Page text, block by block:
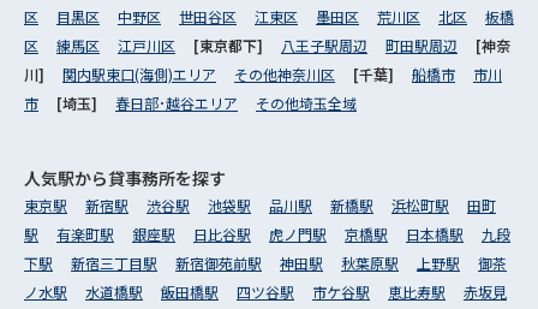
区
目黒区 中野区 世田谷区 江東区 墨田区 荒川区 北区
板橋
区
練馬区 江戸川区 [東京都下] 八王子駅周辺 町田駅周辺
[神奈
川] 関内駅東口(海側)エリア その他神奈川区 [千葉] 船橋市
市川
市
[埼玉] 春日部･越谷エリア その他埼玉全域
人気駅から貸事務所を探す
東京駅 新宿駅 渋谷駅 池袋駅 品川駅 新橋駅 浜松町駅
田町
駅
有楽町駅 銀座駅 日比谷駅 虎ノ門駅 京橋駅 日本橋駅
九段
下駅
新宿三丁目駅 新宿御苑前駅 神田駅 秋葉原駅 上野駅
御茶
ノ水駅
水道橋駅 飯田橋駅 四ツ谷駅 市ケ谷駅 恵比寿駅
赤坂見